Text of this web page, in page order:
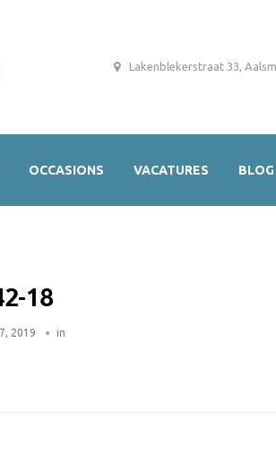
Lakenblekerstraat 33,
OCCASIONS VACATURES BLOG
18
2019 in